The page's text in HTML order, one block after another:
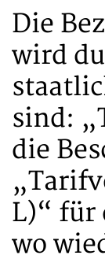
Die
wird
sind:
die
L)“ für
wo